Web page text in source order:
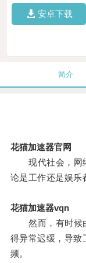
安卓下载
简介
花猫加速器官网
现代社会，网络
论是工作还是娱乐
花猫加速器vqn
然而，有时候由
得异常迟缓，导致
频。